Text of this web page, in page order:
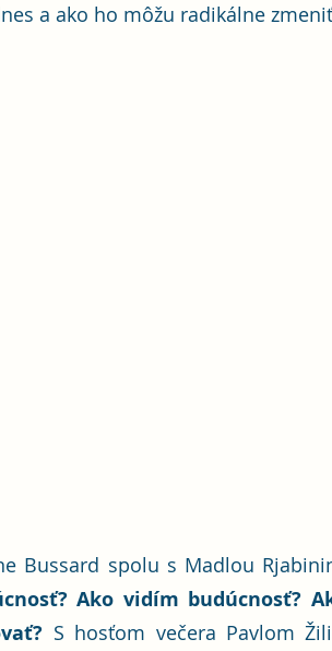
a ako ho môžu radikálne
Bussard spolu s Madlou
Ako vidím budúcnosť?
S hosťom večera Pavlom